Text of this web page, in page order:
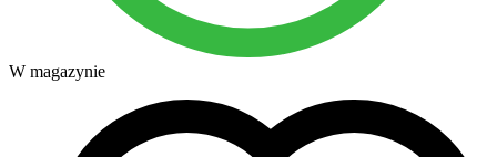
W magazynie